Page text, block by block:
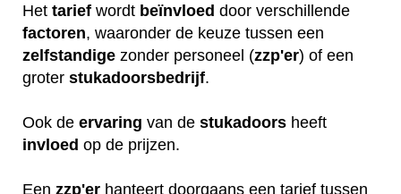
Het tarief wordt beïnvloed door verschillende
factoren, waaronder de keuze tussen een
zelfstandige zonder personeel (zzp'er) of een
groter stukadoorsbedrijf.
Ook de ervaring van de stukadoors heeft
invloed op de prijzen.
Een zzp'er hanteert doorgaans een tarief tussen